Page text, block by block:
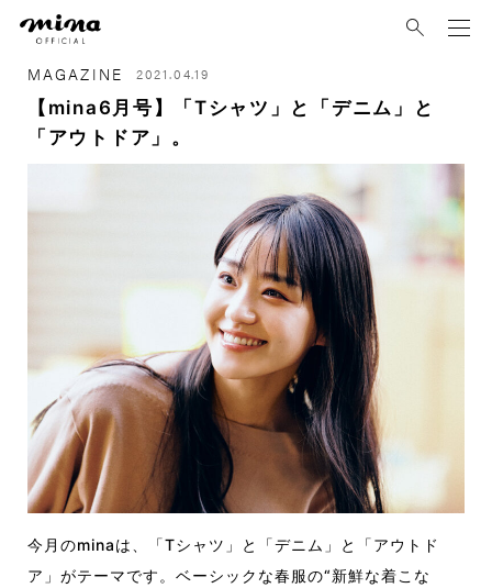
MAGAZINE 2021.04.19
【mina6月号】「Tシャツ」と「デニム」と
「アウトドア」。
今月のminaは、「Tシャツ」と「デニム」と「アウトド
ア」がテーマです。ベーシックな春服の“新鮮な着こな